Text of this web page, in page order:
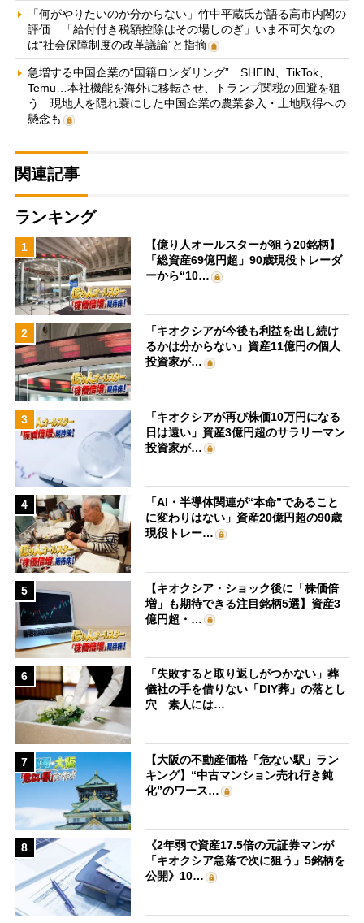
「何がやりたいのか分からない」竹中平蔵氏が語る高市内閣の
評価 「給付付き税額控除はその場しのぎ」いま不可欠なの
は“社会保障制度の改革議論”と指摘
急増する中国企業の“国籍ロンダリング” SHEIN、TikTok、
Temu…本社機能を海外に移転させ、トランプ関税の回避を狙
う 現地人を隠れ蓑にした中国企業の農業参入・土地取得への
懸念も
関連記事
ランキング
1
【億り人オールスターが狙う20銘柄】
「総資産69億円超」90歳現役トレーダ
ーから“10…
2
「キオクシアが今後も利益を出し続け
るかは分からない」資産11億円の個人
投資家が…
3
「キオクシアが再び株価10万円になる
日は遠い」資産3億円超のサラリーマン
投資家が…
4
「AI・半導体関連が“本命”であること
に変わりはない」資産20億円超の90歳
現役トレー…
5
【キオクシア・ショック後に「株価倍
増」も期待できる注目銘柄5選】資産3
億円超・…
6
「失敗すると取り返しがつかない」葬
儀社の手を借りない「DIY葬」の落とし
穴 素人には…
7
【大阪の不動産価格「危ない駅」ラン
キング】“中古マンション売れ行き鈍
化”のワース…
8
《2年弱で資産17.5倍の元証券マンが
「キオクシア急落で次に狙う」5銘柄を
公開》10…